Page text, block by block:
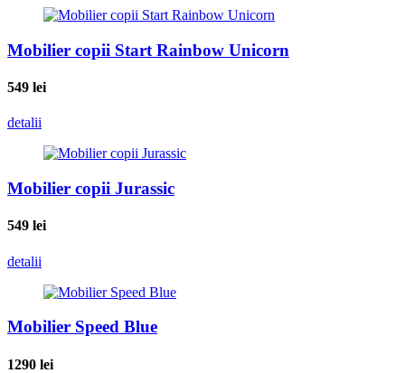
Mobilier copii Start Rainbow Unicorn
549 lei
detalii
Mobilier copii Jurassic
549 lei
detalii
Mobilier Speed Blue
1290 lei